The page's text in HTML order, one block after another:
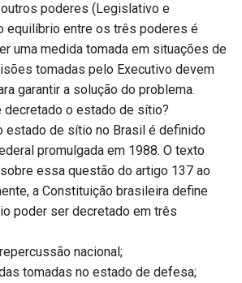
poderes (Legislativo e
equilíbrio entre os três poderes é
uma medida tomada em situações de
tomadas pelo Executivo devem
garantir a solução do problema.
decretado o estado de sítio?
estado de sítio no Brasil é definido
promulgada em 1988. O texto
essa questão do artigo 137 ao
a Constituição brasileira define
poder ser decretado em três
nacional;
tomadas no estado de defesa;